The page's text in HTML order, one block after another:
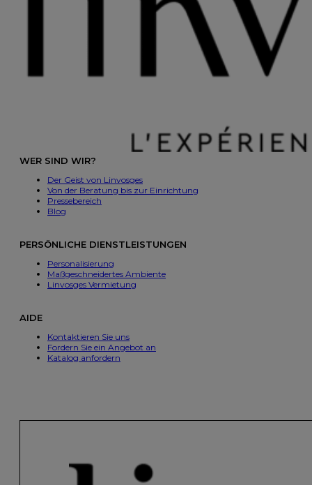
WER SIND WIR?
Der Geist von Linvosges
Von der Beratung bis zur Einrichtung
Pressebereich
Blog
PERSÖNLICHE DIENSTLEISTUNGEN
Personalisierung
Maßgeschneidertes Ambiente
Linvosges Vermietung
AIDE
Kontaktieren Sie uns
Fordern Sie ein Angebot an
Katalog anfordern